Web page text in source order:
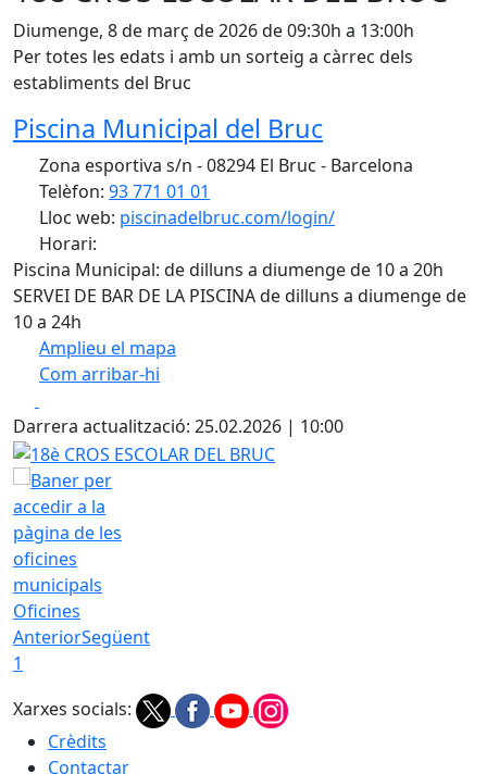
Diumenge, 8 de març de 2026 de 09:30h a 13:00h
Per totes les edats i amb un sorteig a càrrec dels
establiments del Bruc
Piscina Municipal del Bruc
Zona esportiva s/n - 08294 El Bruc - Barcelona
Telèfon: 93 771 01 01
Lloc web: piscinadelbruc.com/login/
Horari:
Piscina Municipal: de dilluns a diumenge de 10 a 20h
SERVEI DE BAR DE LA PISCINA de dilluns a diumenge de
10 a 24h
Amplieu el mapa
Com arribar-hi
+
−
Darrera actualització: 25.02.2026 | 10:00
18è CROS ESCOLAR DEL BRUC
Oficines
AnteriorSegüent
1
Xarxes socials:
Crèdits
Contactar